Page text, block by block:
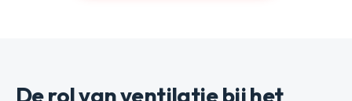
De rol van ventilatie bij het